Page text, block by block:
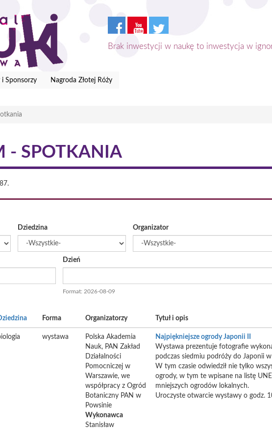
Brak inwestycji w naukę to inwestycja w
i Sponsorzy Nagroda Złotej Róży
- SPOTKANIA
Dziedzina Organizator
Dzień
Format: 2026-08-09
Forma Organizatorzy Tytuł i opis
wystawa
Polska Akademia
Nauk, PAN Zakład
Działalności
Pomocniczej w
Warszawie, we
współpracy z Ogród
Botaniczny PAN w
Powsinie
Wykonawca
Stanisław
Najpiękniejsze ogrody Japonii II
Wystawa prezentuje fotografie
podczas siedmiu podróży do Japonii
W tym czasie odwiedził nie tylko
ogrody, w tym te wpisane na listę
mniejszych ogrodów lokalnych.
Uroczyste otwarcie wystawy o godz.